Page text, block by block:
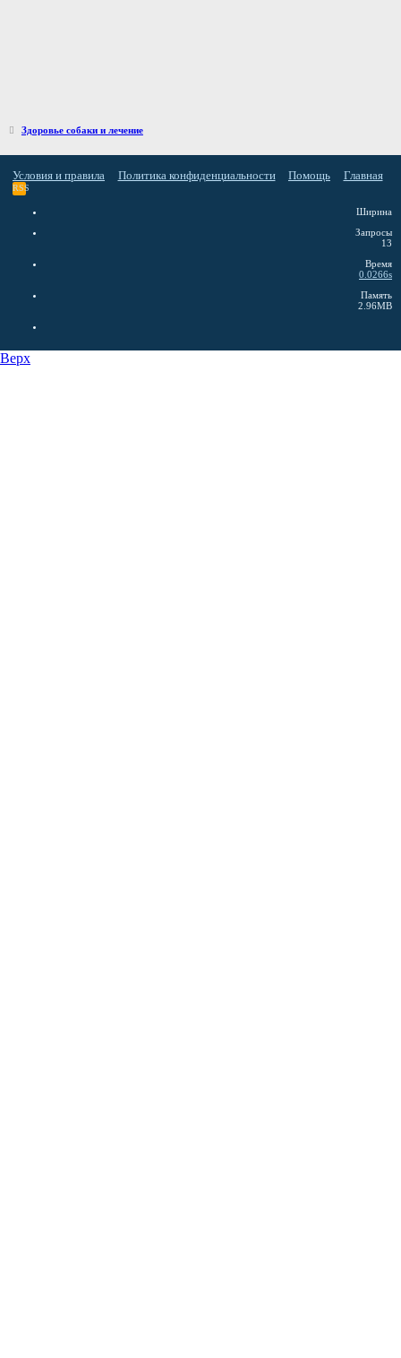
Здоровье собаки и лечение
Условия и правила Политика конфиденциальности Помощь Главная
RSS
Ширина
Запросы
13
Время
0.0266s
Память
2.96MB
Верх